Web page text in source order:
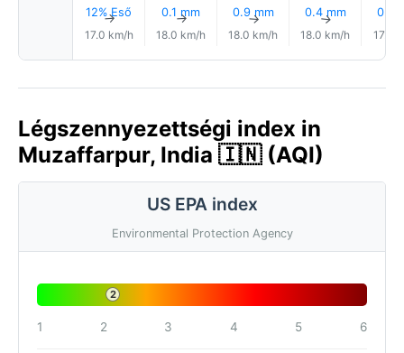
12% Eső
↑
17.0 km/h
0.1 mm
↑
18.0 km/h
0.9 mm
↑
18.0 km/h
0.4 mm
↑
18.0 km/h
0.0
17.0
Légszennyezettségi index in
Muzaffarpur, India 🇮🇳 (AQI)
US EPA index
Environmental Protection Agency
2
1 2 3 4 5 6